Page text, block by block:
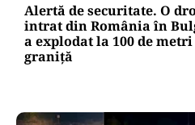
Alertă de securitate. O
intrat din România în
a explodat la 100 de metri
graniţă